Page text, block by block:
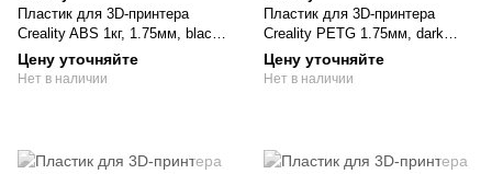
Пластик для 3D-принтера
Creality ABS 1кг, 1.75мм, black
(3301020035)
Цену уточняйте
Нет в наличии
Пластик для 3D-принтера
Creality PETG 1.75мм, dark
green, 3кг (3399010145)
Цену уточняйте
Нет в наличии